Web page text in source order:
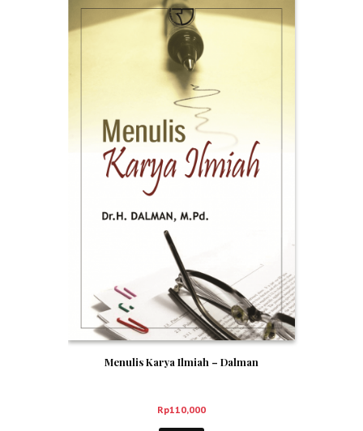
Menulis Karya Ilmiah – Dalman
Rp110,000